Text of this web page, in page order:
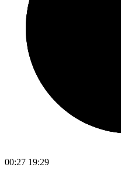
00:27 19:29